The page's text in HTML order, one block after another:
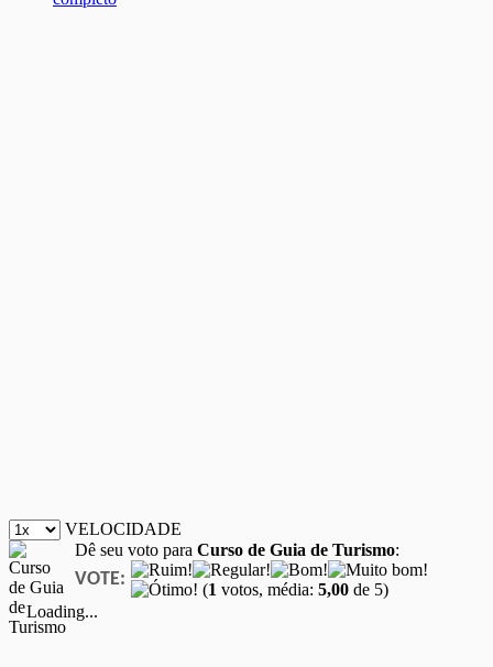
VELOCIDADE
Dê seu voto para Curso de Guia de Turismo:
VOTE: (1 votos, média: 5,00 de 5)
Loading...